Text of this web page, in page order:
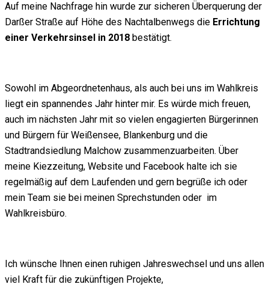
Auf meine Nachfrage hin wurde zur sicheren Überquerung der
Darßer Straße auf Höhe des Nachtalbenwegs die Errichtung
einer Verkehrsinsel in 2018 bestätigt.
Sowohl im Abgeordnetenhaus, als auch bei uns im Wahlkreis
liegt ein spannendes Jahr hinter mir. Es würde mich freuen,
auch im nächsten Jahr mit so vielen engagierten Bürgerinnen
und Bürgern für Weißensee, Blankenburg und die
Stadtrandsiedlung Malchow zusammenzuarbeiten. Über
meine Kiezzeitung, Website und Facebook halte ich sie
regelmäßig auf dem Laufenden und gern begrüße ich oder
mein Team sie bei meinen Sprechstunden oder im
Wahlkreisbüro.
Ich wünsche Ihnen einen ruhigen Jahreswechsel und uns allen
viel Kraft für die zukünftigen Projekte,